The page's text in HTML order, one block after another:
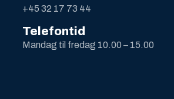
+45 32 17 73 44
Telefontid
Mandag til fredag 10.00 – 15.00